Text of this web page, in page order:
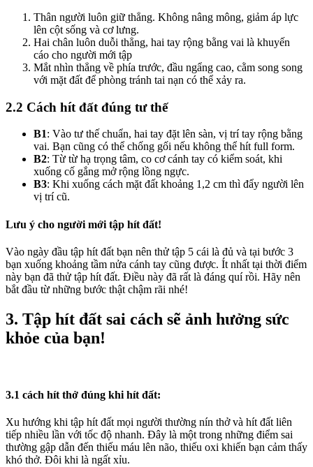
Thân người luôn giữ thẳng. Không nâng mông, giảm áp lực
lên cột sống và cơ lưng.
Hai chân luôn duỗi thẳng, hai tay rộng bằng vai là khuyến
cáo cho người mới tập
Mắt nhìn thẳng về phía trước, đầu ngẩng cao, cằm song song
với mặt đất để phòng tránh tai nạn có thể xảy ra.
2.2 Cách hít đất đúng tư thế
B1: Vào tư thế chuẩn, hai tay đặt lên sàn, vị trí tay rộng bằng
vai. Bạn cũng có thể chống gối nếu không thể hít full form.
B2: Từ từ hạ trọng tâm, co cơ cánh tay có kiểm soát, khi
xuống cố gắng mở rộng lồng ngực.
B3: Khi xuống cách mặt đất khoảng 1,2 cm thì đẩy người lên
vị trí cũ.
Lưu ý cho người mới tập hít đất!
Vào ngày đầu tập hít đất bạn nên thử tập 5 cái là đủ và tại bước 3
bạn xuống khoảng tầm nửa cánh tay cũng được. Ít nhất tại thời điểm
này bạn đã thử tập hít đất. Điều này đã rất là đáng quí rồi. Hãy nên
bắt đầu từ những bước thật chậm rãi nhé!
3. Tập hít đất sai cách sẽ ảnh hưởng sức
khỏe của bạn!
3.1 cách hít thở đúng khi hít đất:
Xu hướng khi tập hít đất mọi người thường nín thở và hít đất liên
tiếp nhiều lần với tốc độ nhanh. Đây là một trong những điểm sai
thường gập dẫn đến thiếu máu lên não, thiếu oxi khiến bạn cảm thấy
khó thở. Đôi khi là ngất xỉu.